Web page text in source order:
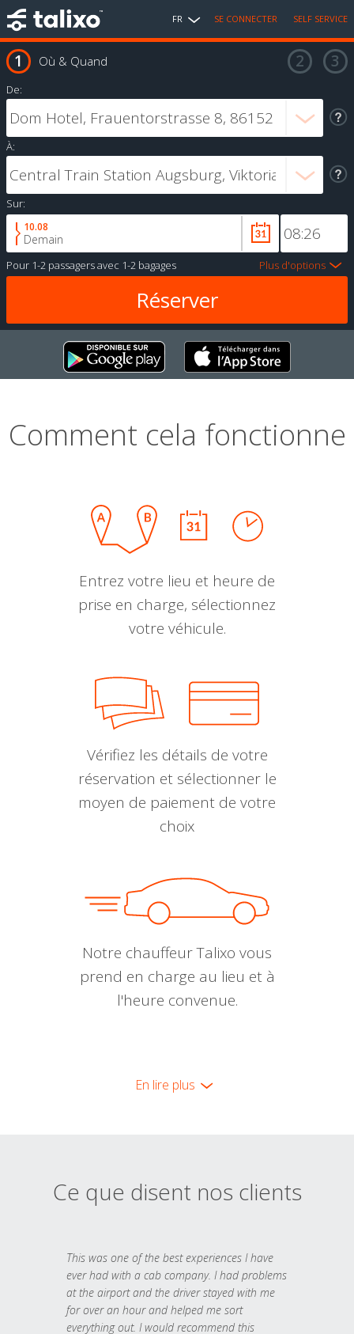
FR SE CONNECTER SELF SERVICE
Où & Quand
De:
À:
Sur:
10.08
Demain
Pour 1-2 passagersavec 1-2 bagages Plus d'options
Comment cela fonctionne
Entrez votre lieu et heure de
prise en charge, sélectionnez
votre véhicule.
Vérifiez les détails de votre
réservation et sélectionner le
moyen de paiement de votre
choix
Notre chauffeur Talixo vous
prend en charge au lieu et à
l'heure convenue.
En lire plus
Ce que disent nos clients
This was one of the best experiences I have
ever had with a cab company. I had problems
at the airport and the driver stayed with me
for over an hour and helped me sort
everything out. I would recommend this